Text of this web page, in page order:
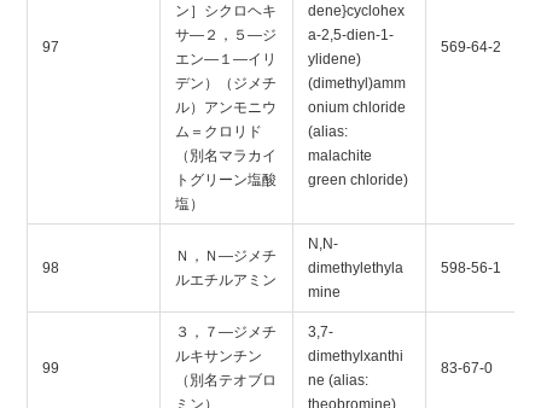
97
ン］シクロヘキ
サ―２，５―ジ
エン―１―イリ
デン）（ジメチ
ル）アンモニウ
ム＝クロリド
（別名マラカイ
トグリーン塩酸
塩）
dene}cyclohex
a-2,5-dien-1-
ylidene)
(dimethyl)amm
onium chloride
(alias:
malachite
green chloride)
569-64-2
98
Ｎ，Ｎ―ジメチ
ルエチルアミン
N,N-
dimethylethyla
mine
598-56-1
99
３，７―ジメチ
ルキサンチン
（別名テオブロ
ミン）
3,7-
dimethylxanthi
ne (alias:
theobromine)
83-67-0